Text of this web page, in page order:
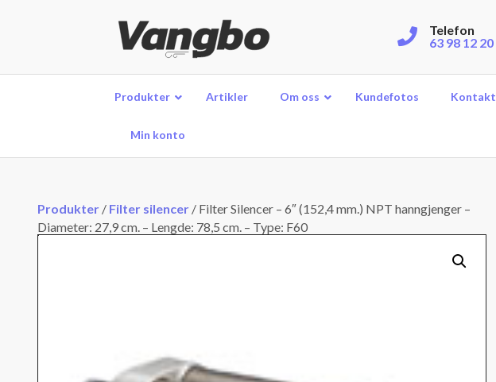
Telefon
63 98 12 20
Produkter Artikler Om oss Kundefotos Kontakt
Min konto
Produkter / Filter silencer / Filter Silencer – 6″ (152,4 mm.) NPT hanngjenger –
Diameter: 27,9 cm. – Lengde: 78,5 cm. – Type: F60